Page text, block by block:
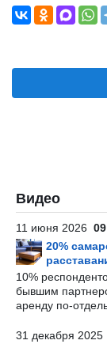
Видео
11 июня 2026
20%
10%
бывшим
аренду по-
31 декабря 2025